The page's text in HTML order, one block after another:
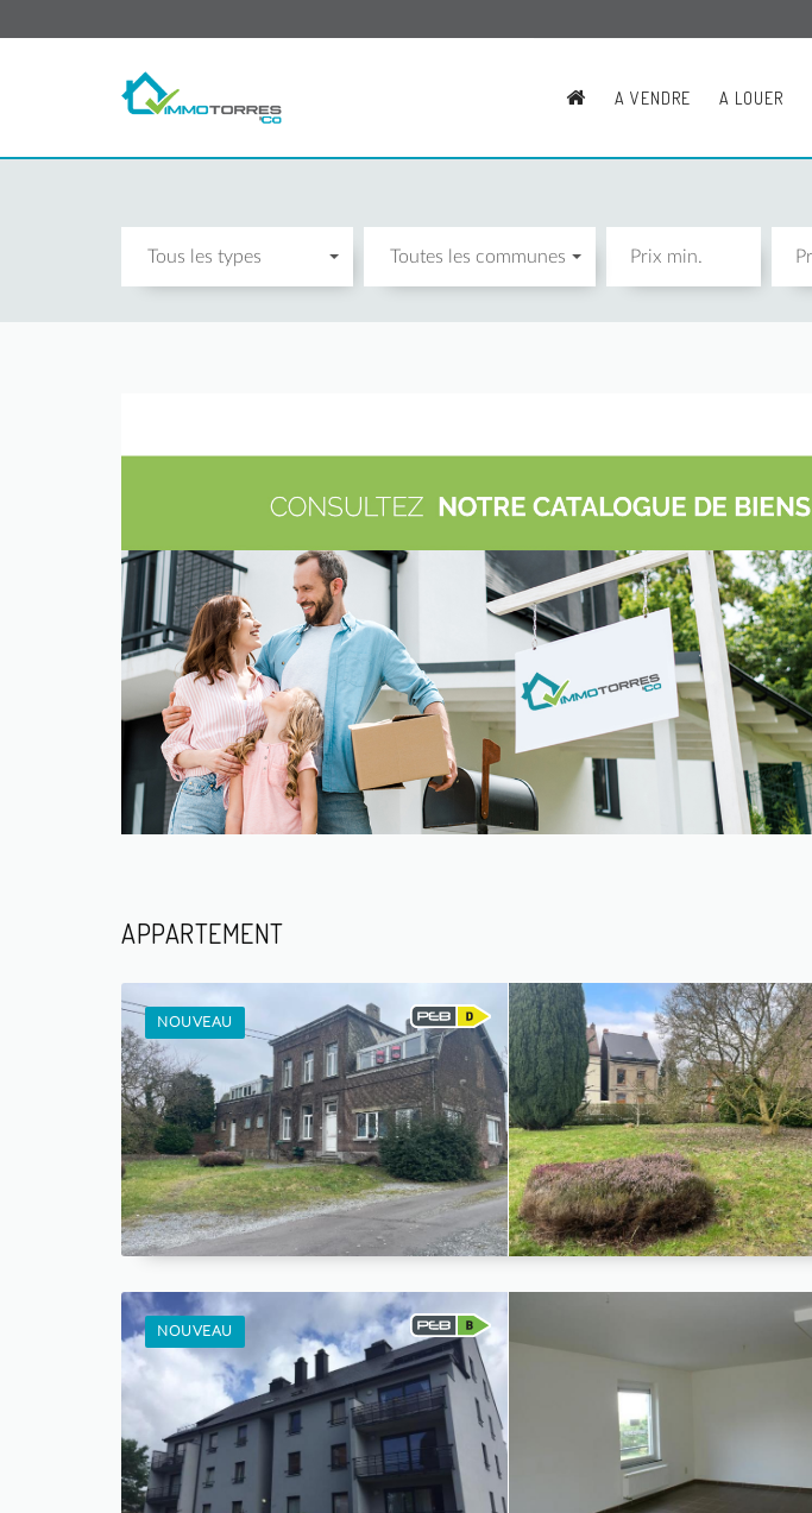
A VENDRE A LOUER
Tous les types Toutes les communes
APPARTEMENT
NOUVEAU
NOUVEAU